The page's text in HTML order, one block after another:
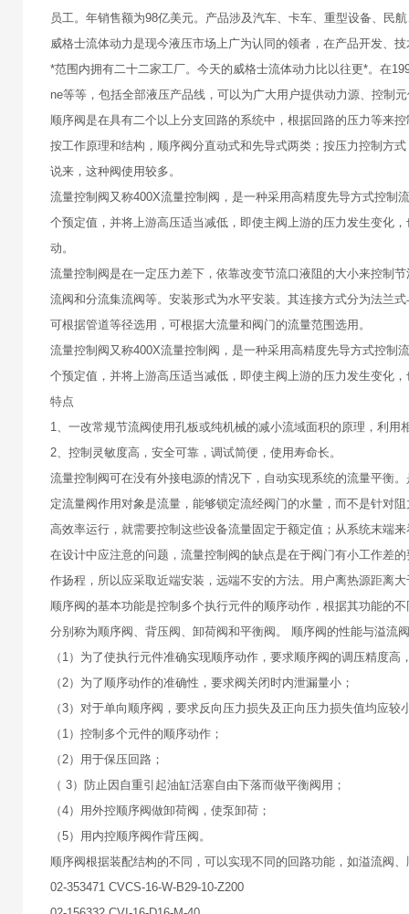
员工。年销售额为98亿美元。产品涉及汽车、卡车、重型设备、民
威格士流体动力是现今液压市场上广为认同的领者，在产品开发、
*范围内拥有二十二家工厂。今天的威格士流体动力比以往更*。在
ne等等，包括全部液压产品线，可以为广大用户提供动力源、控制
顺序阀是在具有二个以上分支回路的系统中，根据回路的压力等来
按工作原理和结构，顺序阀分直动式和先导式两类；按压力控制方
说来，这种阀使用较多。
流量控制阀又称400X流量控制阀，是一种采用高精度先导方式控制
个预定值，并将上游高压适当减低，即使主阀上游的压力发生变化
动。
流量控制阀是在一定压力差下，依靠改变节流口液阻的大小来控制
流阀和分流集流阀等。安装形式为水平安装。其连接方式分为法兰
可根据管道等径选用，可根据大流量和阀门的流量范围选用。
流量控制阀又称400X流量控制阀，是一种采用高精度先导方式控制
个预定值，并将上游高压适当减低，即使主阀上游的压力发生变化
特点
1、一改常规节流阀使用孔板或纯机械的减小流域面积的原理，利
2、控制灵敏度高，安全可靠，调试简便，使用寿命长。
流量控制阀可在没有外接电源的情况下，自动实现系统的流量平衡
定流量阀作用对象是流量，能够锁定流经阀门的水量，而不是针对
高效率运行，就需要控制这些设备流量固定于额定值；从系统末端
在设计中应注意的问题，流量控制阀的缺点是在于阀门有小工作差
作扬程，所以应采取近端安装，远端不安的方法。用户离热源距离
顺序阀的基本功能是控制多个执行元件的顺序动作，根据其功能的不
分别称为顺序阀、背压阀、卸荷阀和平衡阀。 顺序阀的性能与溢流
（1）为了使执行元件准确实现顺序动作，要求顺序阀的调压精度高
（2）为了顺序动作的准确性，要求阀关闭时内泄漏量小；
（3）对于单向顺序阀，要求反向压力损失及正向压力损失值均应较
（1）控制多个元件的顺序动作；
（2）用于保压回路；
（ 3）防止因自重引起油缸活塞自由下落而做平衡阀用；
（4）用外控顺序阀做卸荷阀，使泵卸荷；
（5）用内控顺序阀作背压阀。
顺序阀根据装配结构的不同，可以实现不同的回路功能，如溢流阀
02-353471 CVCS-16-W-B29-10-Z200